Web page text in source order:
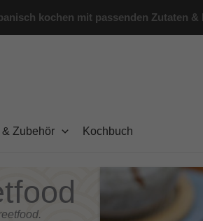
kochen mit passenden Zutaten &
& Zubehör Kochbuch